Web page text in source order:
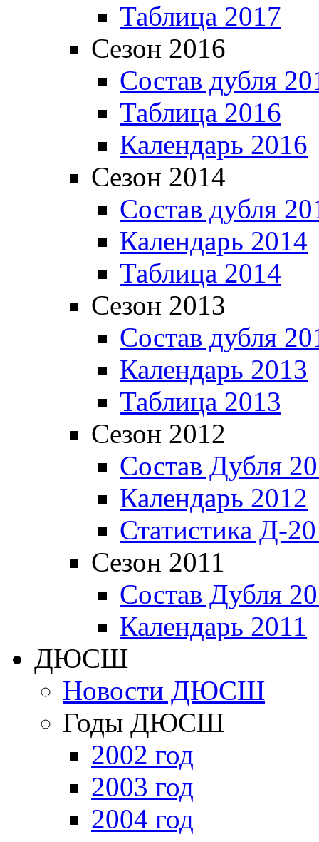
Таблица 2017
Сезон 2016
Состав дубля
Таблица 2016
Календарь 2016
Сезон 2014
Состав дубля
Календарь 2014
Таблица 2014
Сезон 2013
Состав дубля
Календарь 2013
Таблица 2013
Сезон 2012
Состав Дубля
Календарь 2012
Статистика Д-
Сезон 2011
Состав Дубля
Календарь 2011
ДЮСШ
Новости ДЮСШ
Годы ДЮСШ
2002 год
2003 год
2004 год